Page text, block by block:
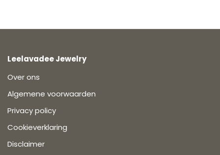
Leelavadee Jewelry
Over ons
Algemene voorwaarden
Privacy policy
Cookieverklaring
Disclaimer